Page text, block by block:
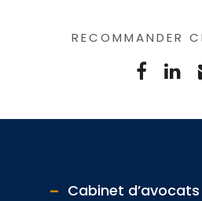
RECOMMANDER
Cabinet